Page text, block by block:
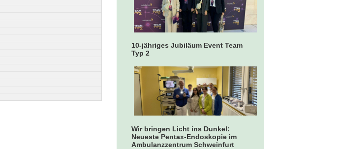
10-jähriges Jubiläum Event Team
Typ 2
Wir bringen Licht ins Dunkel:
Neueste Pentax-Endoskopie im
Ambulanzzentrum Schweinfurt